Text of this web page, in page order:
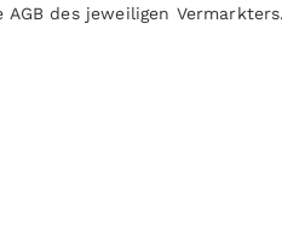
des jeweiligen